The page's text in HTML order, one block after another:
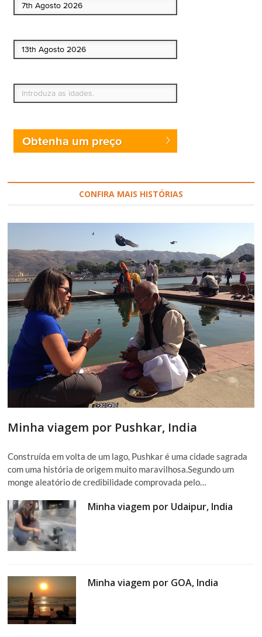
Obtenha um preço
CONFIRA MAIS HISTÓRIAS
Minha viagem por Pushkar, India
Construída em volta de um lago, Pushkar é uma cidade sagrada
com uma história de origem muito maravilhosa.Segundo um
monge aleatório de credibilidade comprovada pelo…
Minha viagem por Udaipur, India
Minha viagem por GOA, India